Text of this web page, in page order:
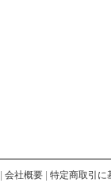
会社概要| 特定商取引に